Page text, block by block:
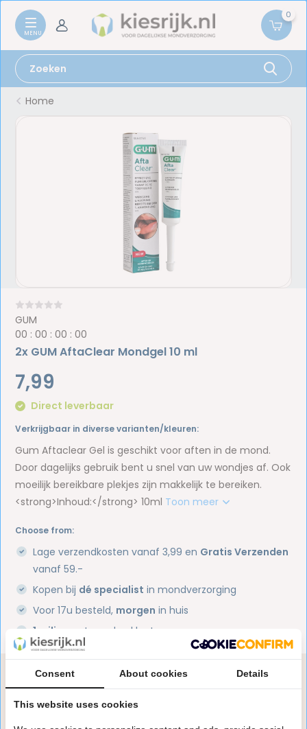
0
Home
GUM
00 :00 :00 :00
2x GUM AftaClear Mondgel 10 ml
7,99
Direct leverbaar
Verkrijgbaar in diverse varianten/kleuren:
Gum Aftaclear Gel is geschikt voor aften in de mond.
Door dagelijks gebruik bent u snel van uw wondjes af. Ook
moeilijk bereikbare plekjes zijn makkelijk te bereiken.
<strong>Inhoud:</strong> 10ml Toon meer
Choose from:
Lage verzendkosten vanaf 3,99 en Gratis Verzenden
vanaf 59.-
Kopen bij dé specialist in mondverzorging
Voor 17u besteld, morgen in huis
1 miljoen+
tevreden klanten
Heb je een vraag over dit product?
Onze specialisten helpen je graag! Spreek ons aan
in de chat of stuur een e-mail.
Consent About cookies Details
This website uses cookies